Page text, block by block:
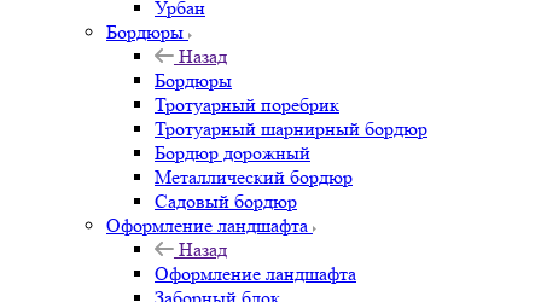
Урбан
Бордюры
Назад
Бордюры
Тротуарный поребрик
Тротуарный шарнирный бордюр
Бордюр дорожный
Металлический бордюр
Садовый бордюр
Оформление ландшафта
Назад
Оформление ландшафта